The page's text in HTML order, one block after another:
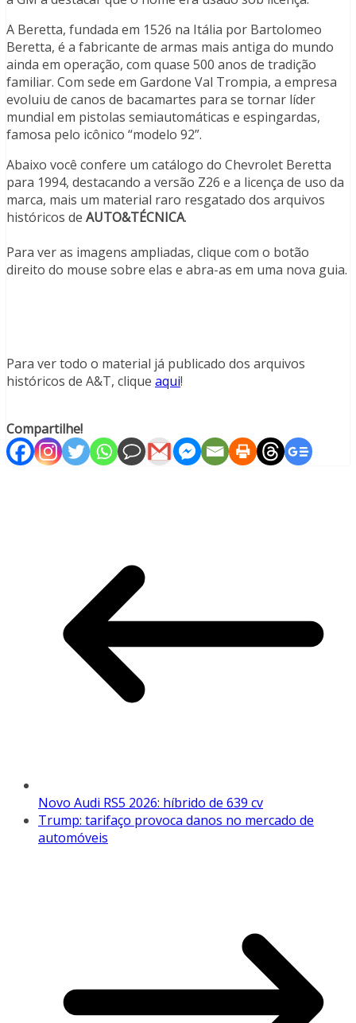
A Beretta, fundada em 1526 na Itália por Bartolomeo
Beretta, é a fabricante de armas mais antiga do mundo
ainda em operação, com quase 500 anos de tradição
familiar. Com sede em Gardone Val Trompia, a empresa
evoluiu de canos de bacamartes para se tornar líder
mundial em pistolas semiautomáticas e espingardas,
famosa pelo icônico “modelo 92”.
Abaixo você confere um catálogo do Chevrolet Beretta
para 1994, destacando a versão Z26 e a licença de uso da
marca, mais um material raro resgatado dos arquivos
históricos de AUTO&TÉCNICA.
Para ver as imagens ampliadas, clique com o botão
direito do mouse sobre elas e abra-as em uma nova guia.
Para ver todo o material já publicado dos arquivos
históricos de A&T, clique aqui!
Compartilhe!
Novo Audi RS5 2026: híbrido de 639 cv
Trump: tarifaço provoca danos no mercado de
automóveis